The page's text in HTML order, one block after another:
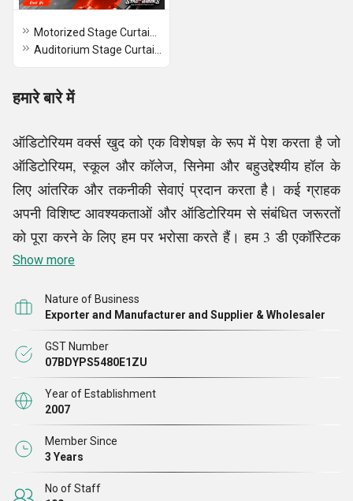
हमारे बारे में
ऑडिटोरियम वर्क्स खुद को एक विशेषज्ञ के रूप में पेश करता है जो
ऑडिटोरियम, स्कूल और कॉलेज, सिनेमा और बहुउद्देश्यीय हॉल के
लिए आंतरिक और तकनीकी सेवाएं प्रदान करता है। कई ग्राहक
अपनी विशिष्ट आवश्यकताओं और ऑडिटोरियम से संबंधित जरूरतों
को पूरा करने के लिए हम पर भरोसा करते हैं। हम 3 डी एकॉस्टिक
पैनल, कलर्ड एकॉस्टिक ब्लैंकेट, डिजाइनर अकॉस्टिक सीलिंग
स्क्वायर पैड, वुड वूल, वुडन स्टेज फ्लोरिंग और कई अन्य उत्पादों की
पेशकशकरते हैं।
जैसा कि हम अपने ग्राहकों को अपने सामान और सेवाओं की गुणवत्ता
का त्याग किए बिना सर्वोत्तम संभव अनुभव प्रदान करने में विश्वास
करते हैं, हम सभी टर्नकी परियोजनाओं, नवीनीकरण परियोजनाओं,
सिस्टम अपग्रेड और किसी भी आकार के तकनीकी अपडेट को
ईमानदारी से संभालते हैं।
Show more
Nature of Business
Exporter and Manufacturer and Supplier & Wholesaler
GST Number
07BDYPS5480E1ZU
Year of Establishment
2007
Member Since
3 Years
No of Staff